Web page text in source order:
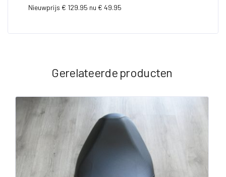
Nieuwprijs € 129.95 nu € 49.95
Gerelateerde producten